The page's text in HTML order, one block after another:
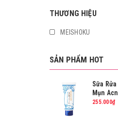
THƯƠNG HIỆU
MEISHOKU
SẢN PHẨM HOT
Sữa
Mụn
Wash 80g
255.000₫